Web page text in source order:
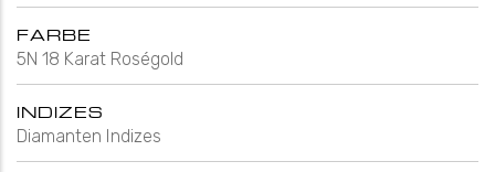
FARBE
5N 18 Karat Roségold
INDIZES
Diamanten Indizes